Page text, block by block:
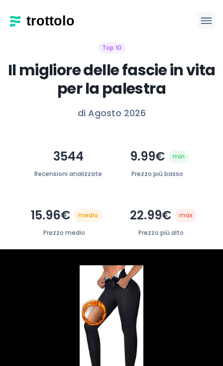
Top 10
Il migliore delle fascie in vita
per la palestra
di Agosto 2026
3544
Recensioni analizzate
9.99€ min
Prezzo più basso
15.96€ medio
Prezzo medio
22.99€ max
Prezzo più alto